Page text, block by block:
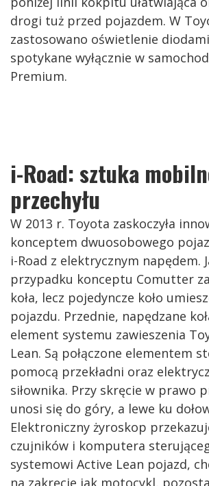
drogi tuż przed pojazdem. W
zastosowano oświetlenie
spotykane wyłącznie w
Premium.
i-Road: sztuka
przechyłu
W 2013 r. Toyota zaskoczyła
konceptem dwuosobowego
i-Road z elektrycznym napędem.
przypadku konceptu Comutter
koła, lecz pojedyncze koło
pojazdu. Przednie, napędzane
element systemu zawieszenia
Lean. Są połączone elementem
pomocą przekładni oraz
siłownika. Przy skręcie w prawo
unosi się do góry, a lewe ku
Elektroniczny żyroskop
czujników i komputera
systemowi Active Lean pojazd,